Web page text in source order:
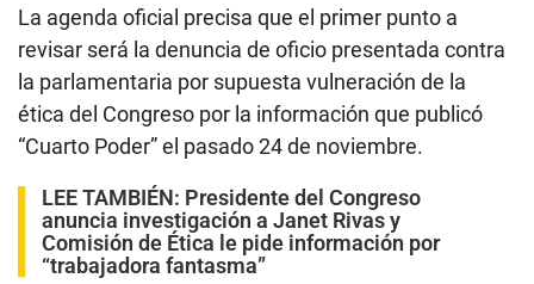
La agenda oficial precisa que el primer punto a
revisar será la denuncia de oficio presentada contra
la parlamentaria por supuesta vulneración de la
ética del Congreso por la información que publicó
“Cuarto Poder” el pasado 24 de noviembre.
LEE TAMBIÉN: Presidente del Congreso
anuncia investigación a Janet Rivas y
Comisión de Ética le pide información por
“trabajadora fantasma”